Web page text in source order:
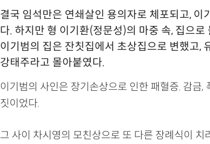
결국 임석만은 연쇄살인 용의자로 체포되고, 이
다. 하지만 형 이기환(정문성)의 마중 속, 집으
이기범의 집은 잔칫집에서 초상집으로 변했고,
강태주라고 몰아붙였다.
이기범의 사인은 장기손상으로 인한 패혈증. 감금,
짓이었다.
그 사이 차시영의 모친상으로 또 다른 장례식이